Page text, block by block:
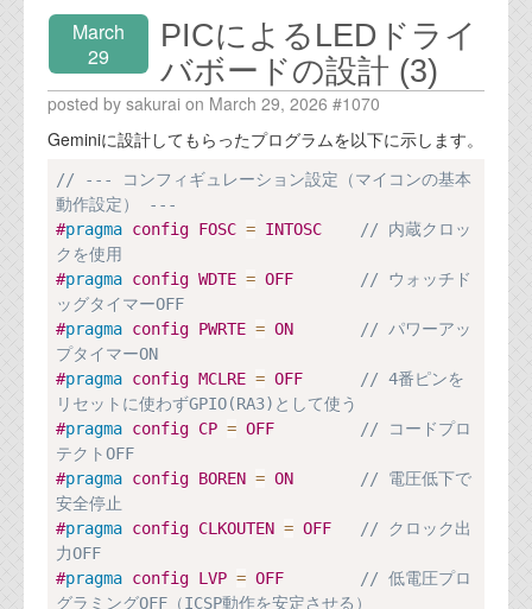
会社案内
会社概要
オフィス
実績
ブログ
機能安全ブログ
設計ブログ
テクノロジ
外部投稿記事
ブログテーマ
March
29
PICによるLEDドライ
バボードの設計 (3)
posted by sakurai on March 29, 2026 #1070
Geminiに設計してもらったプログラムを以下に示します。
// --- コンフィギュレーション設定（マイコンの基本
動作設定） ---
#pragma config FOSC = INTOSC
// 内蔵クロッ
クを使用
#pragma config WDTE = OFF
// ウォッチド
ッグタイマーOFF
#pragma config PWRTE = ON
// パワーアッ
プタイマーON
#pragma config MCLRE = OFF
// 4番ピンを
リセットに使わずGPIO(RA3)として使う
#pragma config CP = OFF
// コードプロ
テクトOFF
#pragma config BOREN = ON
// 電圧低下で
安全停止
#pragma config CLKOUTEN = OFF
// クロック出
力OFF
#pragma config LVP = OFF
// 低電圧プロ
グラミングOFF（ICSP動作を安定させる）
Copy